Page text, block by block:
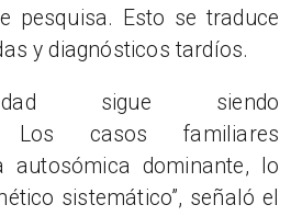
pesquisa. Esto se traduce
y diagnósticos tardíos.
sigue siendo
Los casos familiares
autosómica dominante, lo
ético sistemático”, señaló el